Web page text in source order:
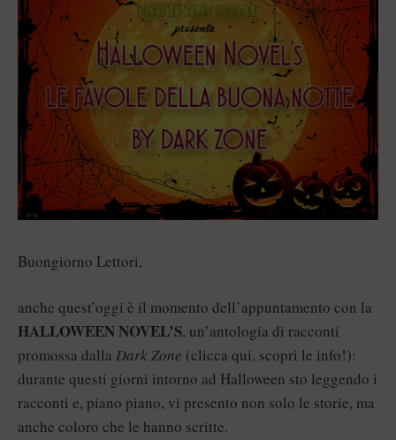
Buongiorno Lettori,
anche quest’oggi è il momento dell’appuntamento con la
HALLOWEEN NOVEL’S, un’antologia di racconti
promossa dalla Dark Zone (clicca qui, scopri le info!):
durante questi giorni intorno ad Halloween sto leggendo i
racconti e, piano piano, vi presento non solo le storie, ma
anche coloro che le hanno scritte.